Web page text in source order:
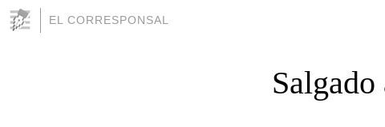
EL CORRESPONSAL